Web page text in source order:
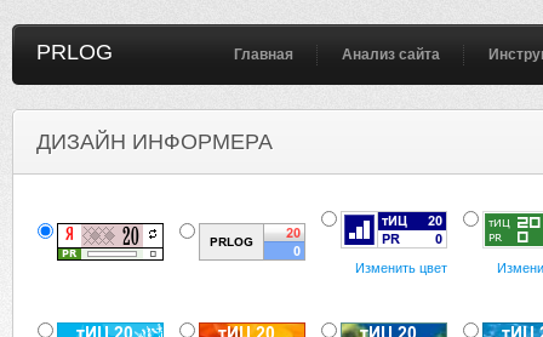
PRLOG Главная Анализ сайта
ДИЗАЙН ИНФОРМЕРА
Изменить цвет